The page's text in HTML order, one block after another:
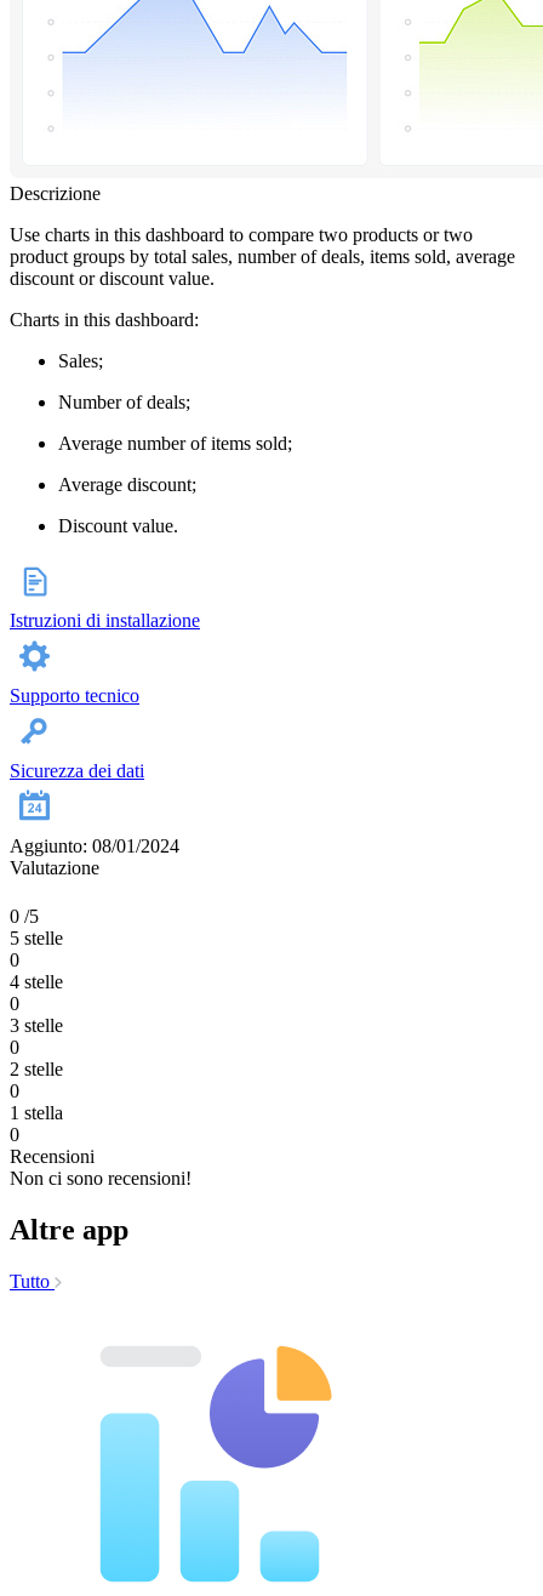
Descrizione
Use charts in this dashboard to compare two products or two
product groups by total sales, number of deals, items sold, average
discount or discount value.
Charts in this dashboard:
Sales;
Number of deals;
Average number of items sold;
Average discount;
Discount value.
Istruzioni di installazione
Supporto tecnico
Sicurezza dei dati
Aggiunto: 08/01/2024
Valutazione
0 /5
5 stelle
0
4 stelle
0
3 stelle
0
2 stelle
0
1 stella
0
Recensioni
Non ci sono recensioni!
Altre app
Tutto